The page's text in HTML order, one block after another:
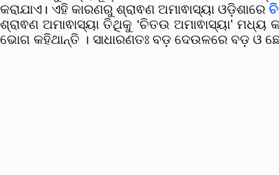
କରାଯାଏ। ଏହି କାରଣରୁ ଶ୍ରାଵଣ ଅମାଵାସ୍ୟା ଓଡ଼ିଶାରେ
ଶ୍ରାଵଣ ଅମାଵାସ୍ୟା ତିଥିକୁ ‘ଚିତଉ ଅମାଵାସ୍ୟା’ ମଧ୍ୟ
ଭୋଗ କହିଥାନ୍ତି । ସାଧାରଣତଃ ବଡ଼ ଦେଉଳରେ ବଡ଼ ଓ